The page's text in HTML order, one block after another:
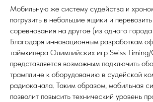
Мобильную же систему судейства и
погрузить в небольшие ящики и
соревнования на другое (из одного
Благодаря инновационным разработкам
таймкипера Олимпийских игр Swiss
представляется возможным подключить
трамплине к оборудованию в судейской
радиоканала. Таким образом, мобильная
позволит повысить технический уровень